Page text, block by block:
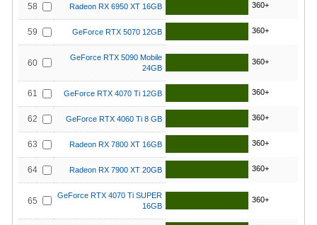
58 Radeon RX 6950 XT 16GB 360+
59 GeForce RTX 5070 12GB 360+
60
GeForce RTX 5090 Mobile
24GB
360+
61 GeForce RTX 4070 Ti 12GB 360+
62 GeForce RTX 4060 Ti 8 GB 360+
63 Radeon RX 7800 XT 16GB 360+
64 Radeon RX 7900 XT 20GB 360+
65
GeForce RTX 4070 Ti SUPER
16GB
360+